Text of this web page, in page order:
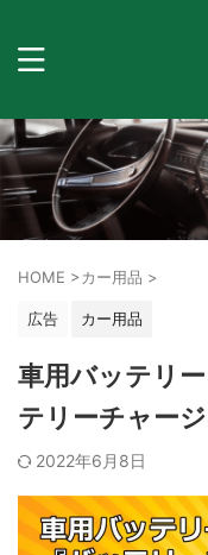
HOME >カー用品 >
広告 カー用品
車用バッテリ
テリーチャー
2022年6月8日